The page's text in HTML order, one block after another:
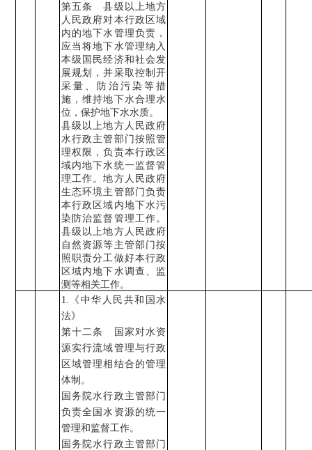
第五条 县级以上地方
人民政府对本行政区域
内的地下水管理负责，
应当将地下水管理纳入
本级国民经济和社会发
展规划，并采取控制开
采量、防治污染等措
施，维持地下水合理水
位，保护地下水水质。
县级以上地方人民政府
水行政主管部门按照管
理权限，负责本行政区
域内地下水统一监督管
理工作。地方人民政府
生态环境主管部门负责
本行政区域内地下水污
染防治监督管理工作。
县级以上地方人民政府
自然资源等主管部门按
照职责分工做好本行政
区域内地下水调查、监
测等相关工作。
1. 《中华人民共和国水
法》
第十二条 国家对水资
源实行流域管理与行政
区域管理相结合的管理
体制。
国务院水行政主管部门
负责全国水资源的统一
管理和监督工作。
国务院水行政主管部门